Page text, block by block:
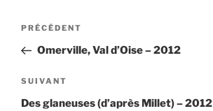
Navigation
l’article
Article
précédent
PRÉCÉDENT
Omerville, Val d’Oise – 2012
Article
suivant
SUIVANT
Des glaneuses (d’après Millet) – 2012